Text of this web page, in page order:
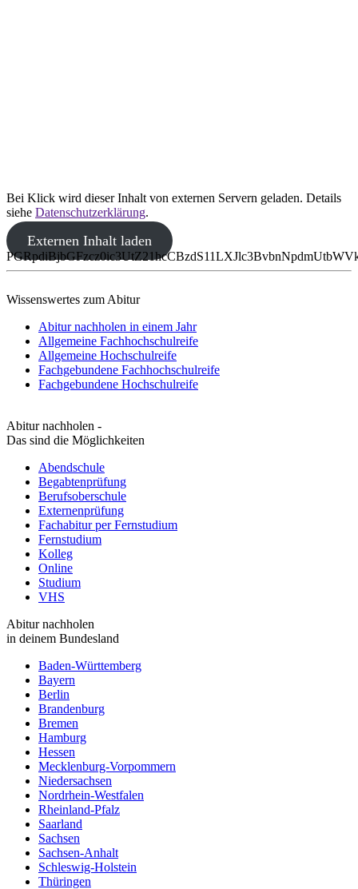
Bei Klick wird dieser Inhalt von externen Servern geladen. Details
siehe Datenschutzerklärung.
Externen Inhalt laden
Wissenswertes zum Abitur
Abitur nachholen in einem Jahr
Allgemeine Fachhochschulreife
Allgemeine Hochschulreife
Fachgebundene Fachhochschulreife
Fachgebundene Hochschulreife
Abitur nachholen -
Das sind die Möglichkeiten
Abendschule
Begabtenprüfung
Berufsoberschule
Externenprüfung
Fachabitur per Fernstudium
Fernstudium
Kolleg
Online
Studium
VHS
Abitur nachholen
in deinem Bundesland
Baden-Württemberg
Bayern
Berlin
Brandenburg
Bremen
Hamburg
Hessen
Mecklenburg-Vorpommern
Niedersachsen
Nordrhein-Westfalen
Rheinland-Pfalz
Saarland
Sachsen
Sachsen-Anhalt
Schleswig-Holstein
Thüringen